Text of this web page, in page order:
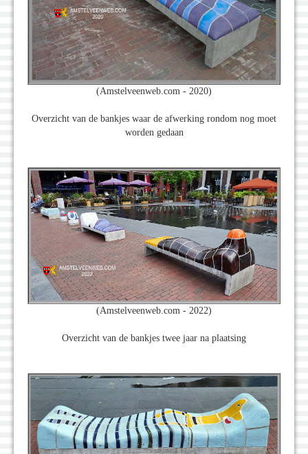
(Amstelveenweb.com - 2020)
Overzicht van de bankjes waar de afwerking rondom nog moet
worden gedaan
(Amstelveenweb.com - 2022)
Overzicht van de bankjes twee jaar na plaatsing